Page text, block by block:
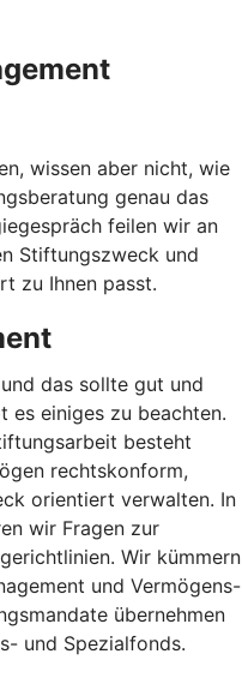
wissen aber nicht, wie
genau das
feilen wir an
Stiftungszweck und
zu Ihnen passt.
das sollte gut und
es einiges zu beachten.
besteht
rechtskonform,
orientiert verwalten. In
wir Fragen zur
Wir kümmern
und Vermögens-
übernehmen
und Spezialfonds.